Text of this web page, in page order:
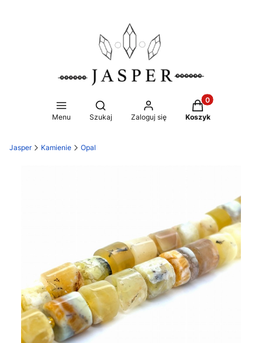
Menu
Otwórz wyszukiwarkę
Szukaj Zaloguj się
Produkty w
Koszyk
Jasper Kamienie Opal